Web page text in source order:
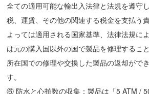
全ての適用可能な輸出入法律と法規を遵守
税、運賃、その他の関連する税金を支払う
よっては適用される国家基準、法律法規に
は元の購入国以外の国で製品を修理するこ
所在国での修理や交換した製品の返却がで
す。
⑥ 防水と心拍数の収集：製品は「5 ATM /